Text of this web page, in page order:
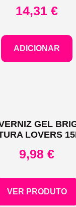
14,31 €
ADICIONAR
GEL
LOVERS
9,98 €
VER PRODUTO